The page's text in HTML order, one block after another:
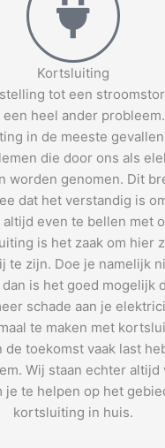
Kortsluiting
tot een
heel ander
in de meeste
die door ons als
worden genomen. Dit
dat het verstandig is
even te bellen met
is het zaak om hier
te zijn. Doe je namelijk
is het goed mogelijk
schade aan je
te maken met
de toekomst vaak last
Wij staan echter altijd
je te helpen op het
kortsluiting in huis.